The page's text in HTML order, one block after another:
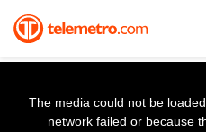
The media could not be
network failed or because